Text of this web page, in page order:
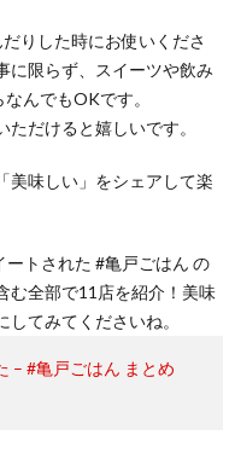
りした時にお使いくださ
に限らず、スイーツや飲み
んでもOKです。
だけると嬉しいです。
美味しい」をシェアして楽
トされた #亀戸ごはん の
む全部で11店を紹介！美味
てみてくださいね。
– #亀戸ごはん まとめ